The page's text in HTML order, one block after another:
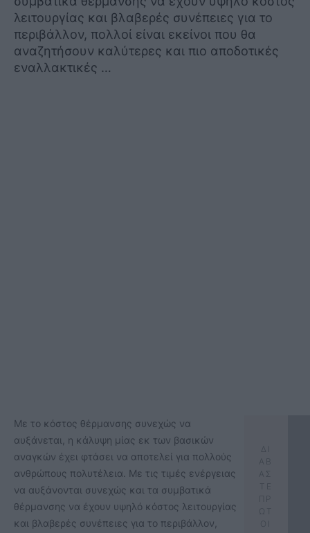
λειτουργίας και βλαβερές συνέπειες για το
περιβάλλον, πολλοί είναι εκείνοι που θα
αναζητήσουν καλύτερες και πιο αποδοτικές
εναλλακτικές …
Με το κόστος θέρμανσης συνεχώς να
αυξάνεται, η κάλυψη μίας εκ των βασικών
αναγκών έχει φτάσει να αποτελεί για πολλούς
ανθρώπους πολυτέλεια. Με τις τιμές ενέργειας
να αυξάνονται συνεχώς και τα συμβατικά
θέρμανσης να έχουν υψηλό κόστος λειτουργίας
και βλαβερές συνέπειες για το περιβάλλον,
ΔΙ
ΑΒ
ΑΣ
ΠΡ